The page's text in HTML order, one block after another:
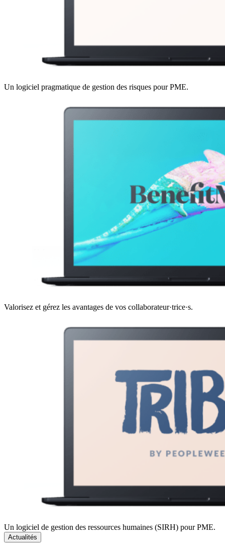
Un logiciel pragmatique de gestion des risques pour PME.
Valorisez et gérez les avantages de vos collaborateur·trice·s.
Un logiciel de gestion des ressources humaines (SIRH) pour PME.
Actualités